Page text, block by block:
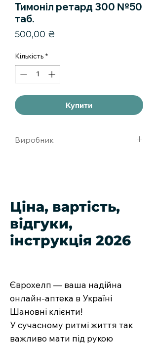
Тимоніл ретард 300 №50
таб.
500,00 ₴
Кількість *
Купити
Виробник
Ціна, вартість,
відгуки,
інструкція 2026
Єврохелп — ваша надійна
онлайн-аптека в Україні
Шановні клієнти!
У сучасному ритмі життя так
важливо мати під рукою